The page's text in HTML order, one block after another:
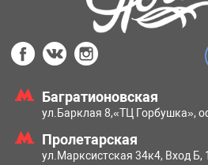
Багратионовская
ул.Барклая 8,«ТЦ Горбушка»,
Пролетарская
ул.Марксистская 34к4, Вход Б,